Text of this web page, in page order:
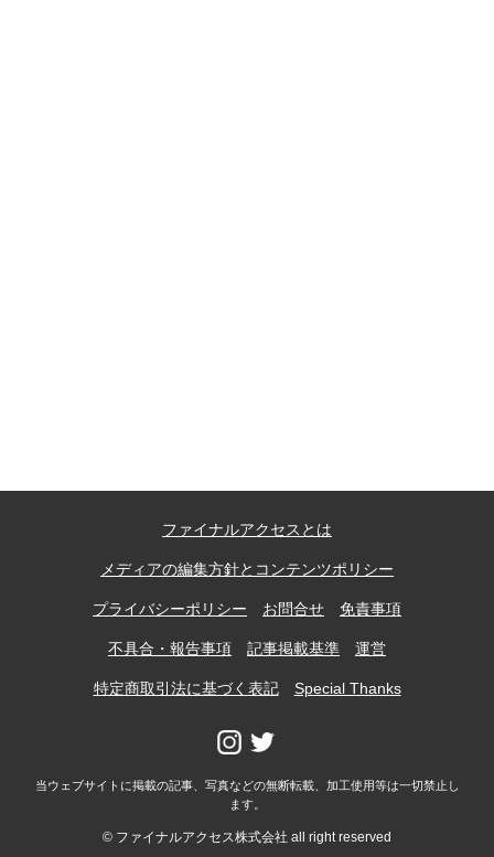
日本銀行 鳥居坂分館
根室市立珸瑶瑁小学校 閉校
釧路市立柏木小学校 閉校
Final Access Books
ファイナルアクセスとは
メディアの編集方針とコンテンツポリシー
プライバシーポリシー お問合せ 免責事項
不具合・報告事項 記事掲載基準 運営
特定商取引法に基づく表記 Special Thanks
当ウェブサイトに掲載の記事、写真などの無断転載、加工使用等は一切禁止し
ます。
© ファイナルアクセス株式会社 all right reserved